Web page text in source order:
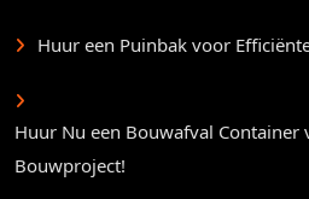
Huur een Puinbak voor
Huur Nu een Bouwafval Container
Bouwproject!